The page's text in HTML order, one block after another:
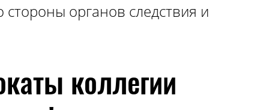
стороны органов следствия и
коллегии